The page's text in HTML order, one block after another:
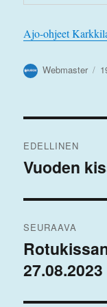
Ajo-ohjeet
Kirjoittaja
Webmaster
selaus
EDELLINEN
Edellinen
Vuoden
SEURAAVA
Seuraava
artikkeli:
27.08.2023